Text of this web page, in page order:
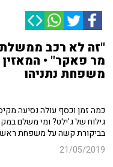
"זה לא רכב
מר פאקר" •
משפחת נתניהו
כמה זמן וכסף עולה נסיעה
גילוח של ג'ילט? ומי משלם
בביקורת קשה על משפחת
21/05/2019